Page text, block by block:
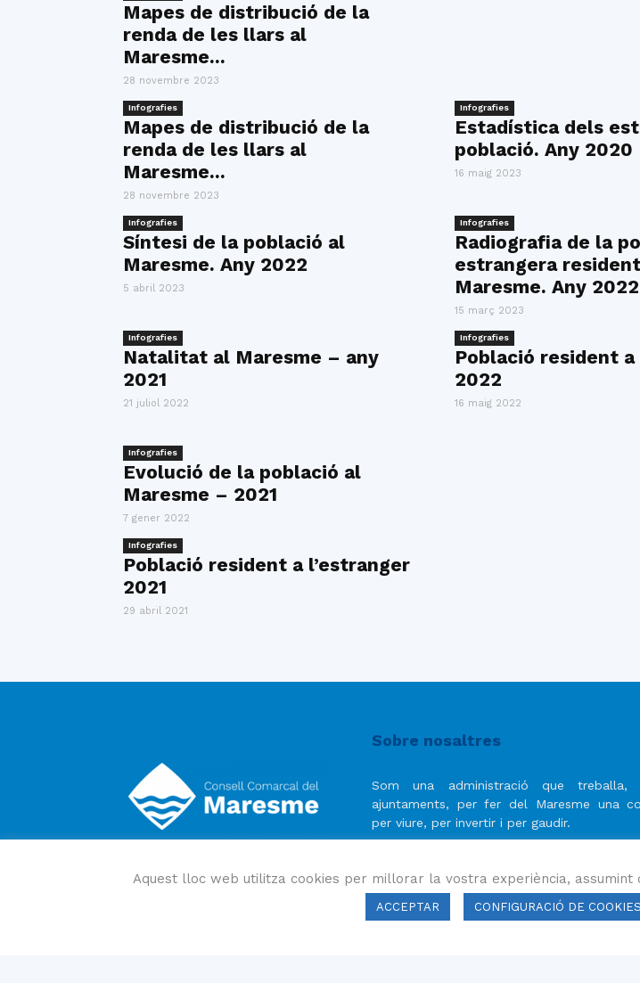
Mapes de distribució de la
renda de les llars al
Maresme...
28 novembre 2023
Infografies
Mapes de distribució de la
renda de les llars al
Maresme...
28 novembre 2023
Infografies
Estadística dels
població. Any 2020
16 maig 2023
Infografies
Síntesi de la població al
Maresme. Any 2022
5 abril 2023
Infografies
Radiografia de la
estrangera
Maresme. Any 2022
15 març 2023
Infografies
Natalitat al Maresme – any
2021
21 juliol 2022
Infografies
Població resident a
2022
16 maig 2022
Infografies
Evolució de la població al
Maresme – 2021
7 gener 2022
Infografies
Població resident a l’estranger
2021
29 abril 2021
Sobre nosaltres
Som una administració que
ajuntaments, per fer del Maresme una
per viure, per invertir i per gaudir.
Mataró - Tel. 93 741 16 16 - Fax 93 757 21 12
» Política de Privacitat
Aquest lloc web utilitza cookies per millorar la vostra experiència,
ACCEPTAR CONFIGURACIÓ DE COOKIES